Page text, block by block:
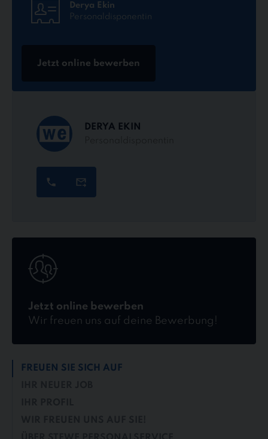
Derya Ekin
Personaldisponentin
Jetzt online bewerben
DERYA EKIN
Jetzt online bewerben
Wir freuen uns auf deine Bewerbung!
online
bewerben
FREUEN SIE SICH AUF